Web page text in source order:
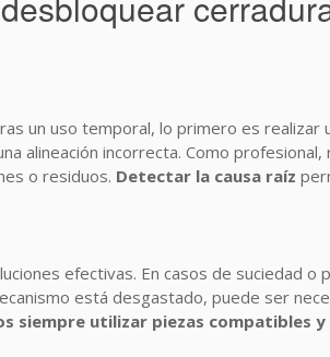
un uso temporal, lo primero es realizar
alineación incorrecta. Como
o residuos. Detectar la causa raíz
efectivas. En casos de suciedad
está desgastado, puede ser
siempre utilizar piezas compatibles y